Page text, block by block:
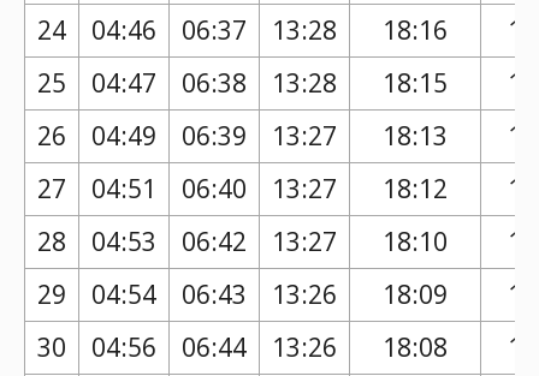
24
04:46 06:37 13:28 18:16
25
04:47 06:38 13:28 18:15
26
04:49 06:39 13:27 18:13
27
04:51 06:40 13:27 18:12
28
04:53 06:42 13:27 18:10
29
04:54 06:43 13:26 18:09
30
04:56 06:44 13:26 18:08